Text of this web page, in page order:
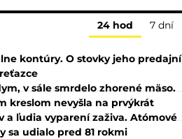
24 hod 7 dní
kontúry. O stovky jeho predajní
v sále smrdelo zhorené mäso.
kreslom nevyšla na prvýkrát
a ľudia vyparení zaživa. Atómové
sa udialo pred 81 rokmi